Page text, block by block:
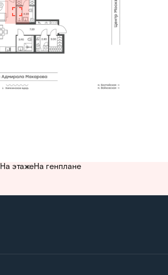
На этажеНа генплане